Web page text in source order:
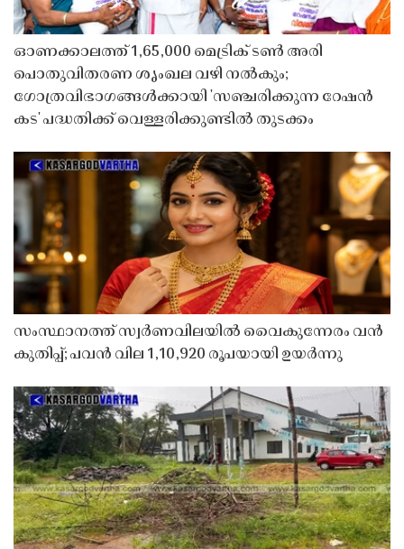
ഓണക്കാലത്ത് 1,65,000 മെട്രിക് ടൺ അരി
പൊതുവിതരണ ശൃംഖല വഴി നൽകും;
ഗോത്രവിഭാഗങ്ങൾക്കായി 'സഞ്ചരിക്കുന്ന റേഷൻ
കട' പദ്ധതിക്ക് വെള്ളരിക്കുണ്ടിൽ തുടക്കം
സംസ്ഥാനത്ത് സ്വർണവിലയിൽ വൈകുന്നേരം വൻ
കുതിപ്പ്; പവൻ വില 1,10,920 രൂപയായി ഉയർന്നു